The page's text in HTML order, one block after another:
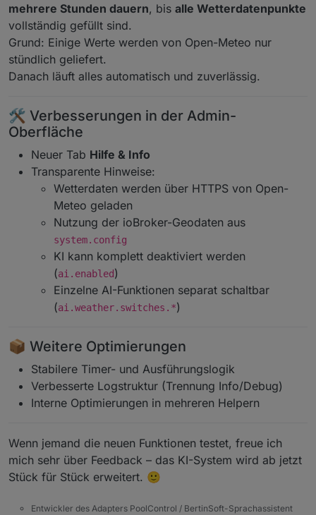
mehrere Stunden dauern, bis alle Wetterdatenpunkte
vollständig gefüllt sind.
Grund: Einige Werte werden von Open-Meteo nur
stündlich geliefert.
Danach läuft alles automatisch und zuverlässig.
🛠️ Verbesserungen in der Admin-
Oberfläche
Neuer Tab Hilfe & Info
Transparente Hinweise:
Wetterdaten werden über HTTPS von Open-
Meteo geladen
Nutzung der ioBroker-Geodaten aus
system.config
KI kann komplett deaktiviert werden
(ai.enabled)
Einzelne AI-Funktionen separat schaltbar
(ai.weather.switches.*)
📦 Weitere Optimierungen
Stabilere Timer- und Ausführungslogik
Verbesserte Logstruktur (Trennung Info/Debug)
Interne Optimierungen in mehreren Helpern
Wenn jemand die neuen Funktionen testet, freue ich
mich sehr über Feedback – das KI-System wird ab jetzt
Stück für Stück erweitert. 🙂
Entwickler des Adapters PoolControl / BertinSoft-Sprachassistent